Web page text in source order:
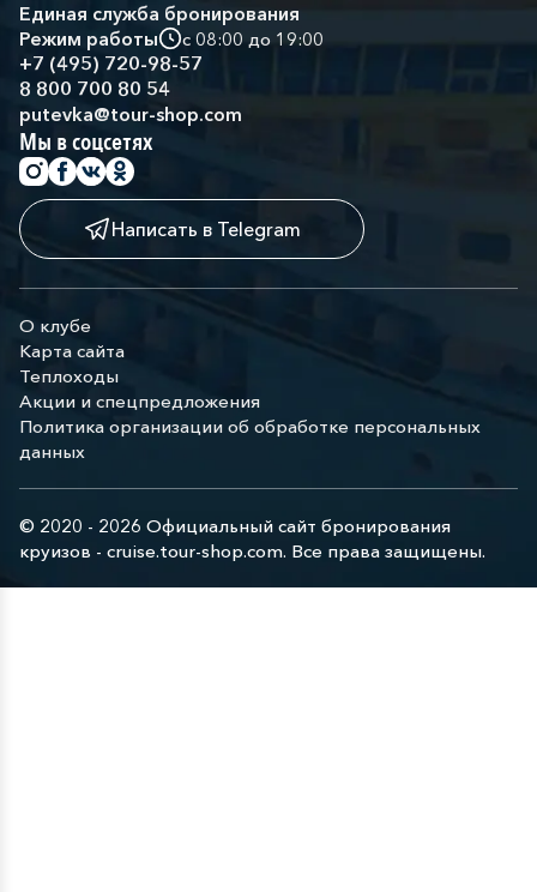
Единая служба бронирования
Режим работы
с 08:00 до 19:00
+7 (495) 720-98-57
8 800 700 80 54
putevka@tour-shop.com
Мы в соцсетях
Написать в Telegram
О клубе
Карта сайта
Теплоходы
Акции и спецпредложения
Политика организации об обработке персональных
данных
© 2020 - 2026 Официальный сайт бронирования
круизов - cruise.tour-shop.com. Все права защищены.